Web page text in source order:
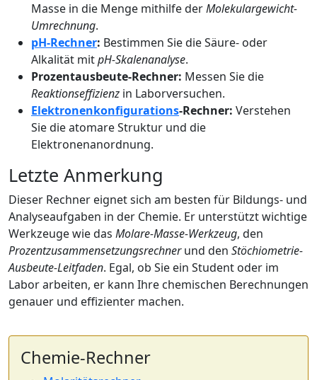
Masse in die Menge mithilfe derMolekulargewicht-
Umrechnung.
pH-Rechner: Bestimmen Sie die Säure- oder
Alkalität mitpH-Skalenanalyse.
Prozentausbeute-Rechner: Messen Sie die
Reaktionseffizienz in Laborversuchen.
Elektronenkonfigurations-Rechner: Verstehen
Sie die atomare Struktur und die
Elektronenanordnung.
Letzte Anmerkung
Dieser Rechner eignet sich am besten für Bildungs- und
Analyseaufgaben in der Chemie. Er unterstützt wichtige
Werkzeuge wie das Molare-Masse-Werkzeug, den
Prozentzusammensetzungsrechnerund den Stöchiometrie-
Ausbeute-Leitfaden. Egal, ob Sie ein Student oder im
Labor arbeiten, er kann Ihre chemischen Berechnungen
genauer und effizienter machen.
Chemie-Rechner